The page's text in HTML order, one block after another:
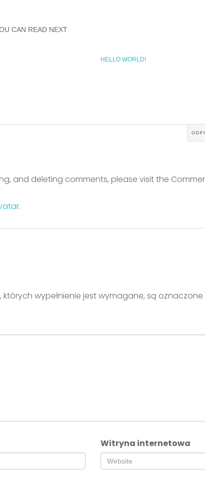
CAN READ NEXT
HELLO WORLD!
and deleting comments, please visit the
.
których wypełnienie jest wymagane, są oznaczone
Witryna internetowa